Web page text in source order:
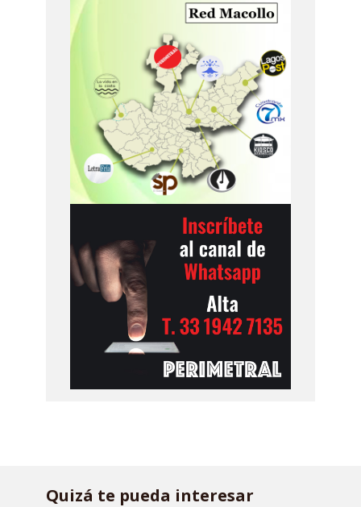
Quizá te pueda interesar